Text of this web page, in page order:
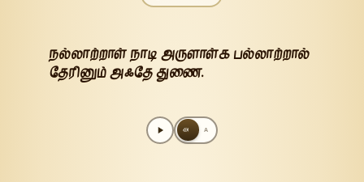
நல்லாற்றாள் நாடி அருளாள்க பல்லாற்றால்
தேரினும் அஃதே துணை.
அ A